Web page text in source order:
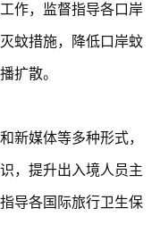
作，监督指导各口岸
蚊措施，降低口岸蚊
扩散。
新媒体等多种形式，
，提升出入境人员主
导各国际旅行卫生保